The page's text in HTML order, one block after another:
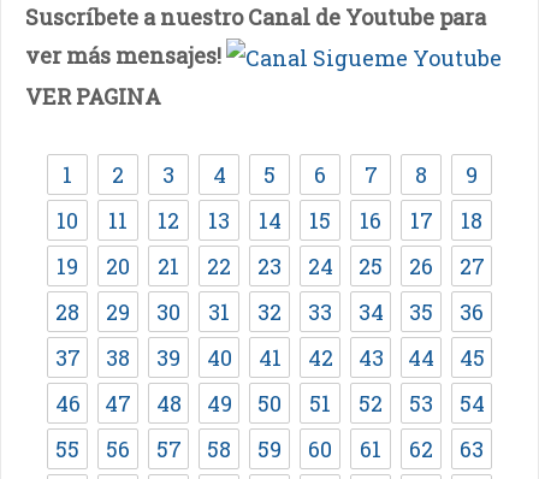
Suscríbete a nuestro Canal de Youtube para
ver más mensajes!
VER PAGINA
1 2 3 4 5 6 7 8
9
10
11 12 13 14 15 16 17
18
19
20 21 22 23 24 25 26
27
28
29 30 31 32 33 34 35
36
37
38 39 40 41 42 43 44
45
46
47 48 49 50 51 52 53
54
55
56 57 58 59 60 61 62
63